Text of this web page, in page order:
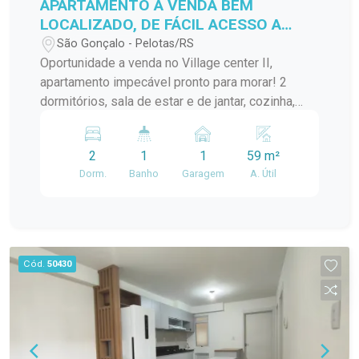
APARTAMENTO A VENDA BEM
LOCALIZADO, DE FÁCIL ACESSO A
VÁRIOS PONTOS DA CIDADE!
São Gonçalo - Pelotas/RS
Oportunidade a venda no Village center II,
apartamento impecável pronto para morar! 2
dormitórios, sala de estar e de jantar, cozinha,
quem busca praticidade no dia a dia!
2
Dorm.
1
Banho
1
Garagem
59 m²
A. Útil
Cód. 50430